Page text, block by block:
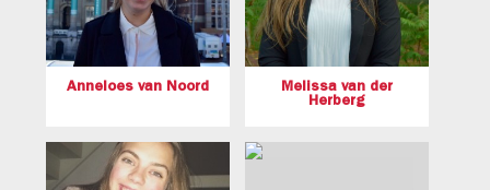
Anneloes van Noord
Melissa van der
Herberg